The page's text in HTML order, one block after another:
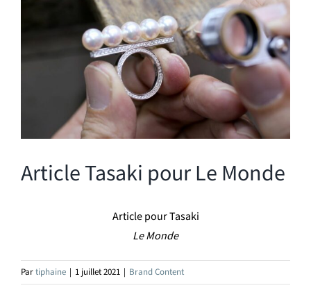
Article Tasaki pour Le Monde
Article pour Tasaki
Le Monde
Partiphaine | 1 juillet 2021 | Brand Content